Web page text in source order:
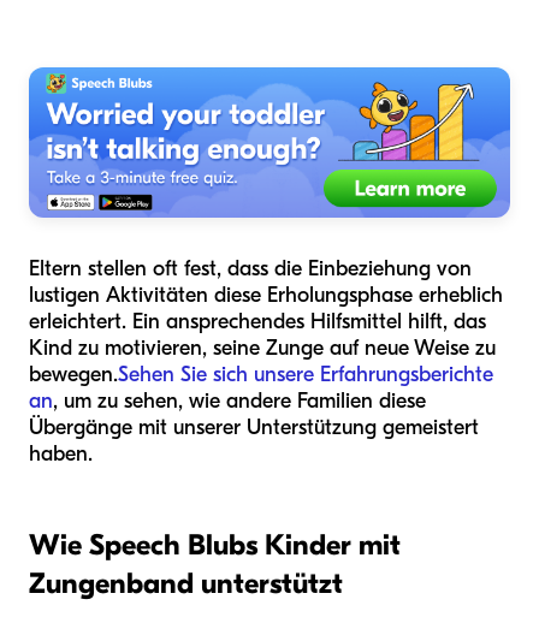
Eltern stellen oft fest, dass die Einbeziehung von
lustigen Aktivitäten diese Erholungsphase erheblich
erleichtert. Ein ansprechendes Hilfsmittel hilft, das
Kind zu motivieren, seine Zunge auf neue Weise zu
bewegen.Sehen Sie sich unsere Erfahrungsberichte
an, um zu sehen, wie andere Familien diese
Übergänge mit unserer Unterstützung gemeistert
haben.
Wie Speech Blubs Kinder mit
Zungenband unterstützt